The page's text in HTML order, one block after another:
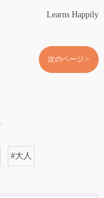
Learns Happily
次のページ >
#大人